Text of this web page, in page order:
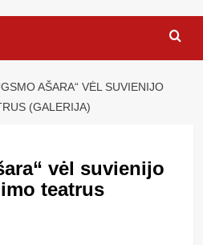
AŠARA“ VĖL SUVIENIJO
(GALERIJA)
vėl suvienijo
teatrus